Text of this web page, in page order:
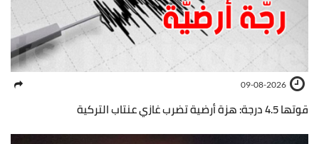
09-08-2026
قوتها 4.5 درجة: هزة أرضية تضرب غازي عنتاب التركية